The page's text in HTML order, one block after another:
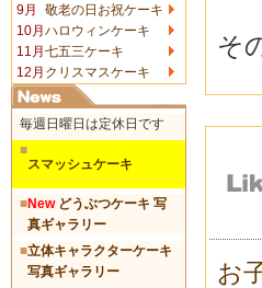
9月
敬老の日お祝ケーキ
10月 ハロウィンケーキ
11月 七五三ケーキ
12月 クリスマスケーキ
毎週日曜日は定休日です
■
スマッシュケーキ
■Newどうぶつケーキ 写
真ギャラリー
■立体キャラクターケーキ
写真ギャラリー
そ
お